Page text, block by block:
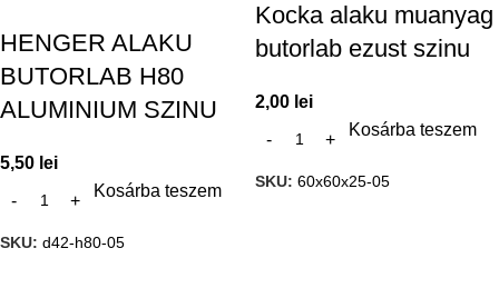
HENGER ALAKU
BUTORLAB H80
ALUMINIUM SZINU
5,50 lei
Kosárba teszem
SKU: d42-h80-05
Kocka alaku muanyag
butorlab ezust szinu
2,00 lei
Kosárba teszem
SKU: 60x60x25-05